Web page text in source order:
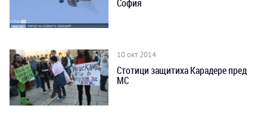
София
10 окт 2014
Стотици защитиха Карадере пред
МС